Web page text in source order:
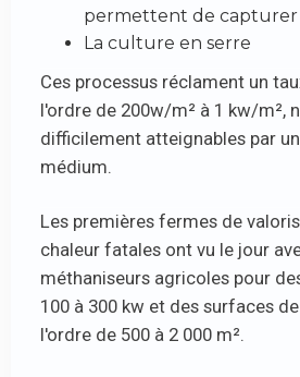
permettent de capturer
La culture en serre
Ces processus réclament un
l'ordre de 200w/m² à 1 kw/m²,
difficilement atteignables par
médium.
Les premières fermes de
chaleur fatales ont vu le jour
méthaniseurs agricoles pour
100 à 300 kw et des surfaces
l'ordre de 500 à 2 000 m².